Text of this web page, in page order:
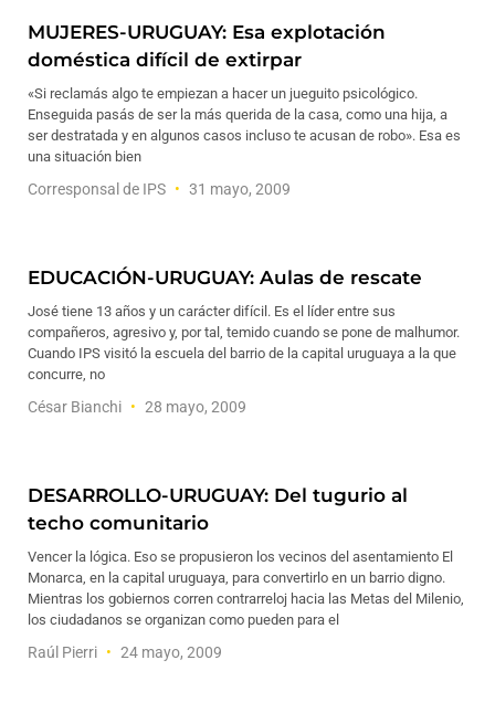
MUJERES-URUGUAY: Esa explotación
doméstica difícil de extirpar
«Si reclamás algo te empiezan a hacer un jueguito psicológico.
Enseguida pasás de ser la más querida de la casa, como una hija, a
ser destratada y en algunos casos incluso te acusan de robo». Esa es
una situación bien
Corresponsal de IPS 31 mayo, 2009
EDUCACIÓN-URUGUAY: Aulas de rescate
José tiene 13 años y un carácter difícil. Es el líder entre sus
compañeros, agresivo y, por tal, temido cuando se pone de malhumor.
Cuando IPS visitó la escuela del barrio de la capital uruguaya a la que
concurre, no
César Bianchi 28 mayo, 2009
DESARROLLO-URUGUAY: Del tugurio al
techo comunitario
Vencer la lógica. Eso se propusieron los vecinos del asentamiento El
Monarca, en la capital uruguaya, para convertirlo en un barrio digno.
Mientras los gobiernos corren contrarreloj hacia las Metas del Milenio,
los ciudadanos se organizan como pueden para el
Raúl Pierri 24 mayo, 2009